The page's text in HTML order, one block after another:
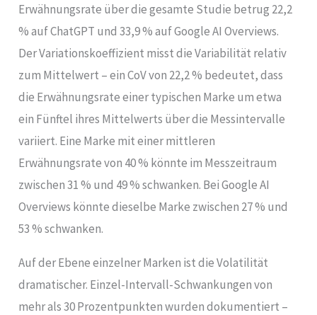
Erwähnungsrate über die gesamte Studie betrug 22,2
% auf ChatGPT und 33,9 % auf Google AI Overviews.
Der Variationskoeffizient misst die Variabilität relativ
zum Mittelwert – ein CoV von 22,2 % bedeutet, dass
die Erwähnungsrate einer typischen Marke um etwa
ein Fünftel ihres Mittelwerts über die Messintervalle
variiert. Eine Marke mit einer mittleren
Erwähnungsrate von 40 % könnte im Messzeitraum
zwischen 31 % und 49 % schwanken. Bei Google AI
Overviews könnte dieselbe Marke zwischen 27 % und
53 % schwanken.
Auf der Ebene einzelner Marken ist die Volatilität
dramatischer. Einzel-Intervall-Schwankungen von
mehr als 30 Prozentpunkten wurden dokumentiert –